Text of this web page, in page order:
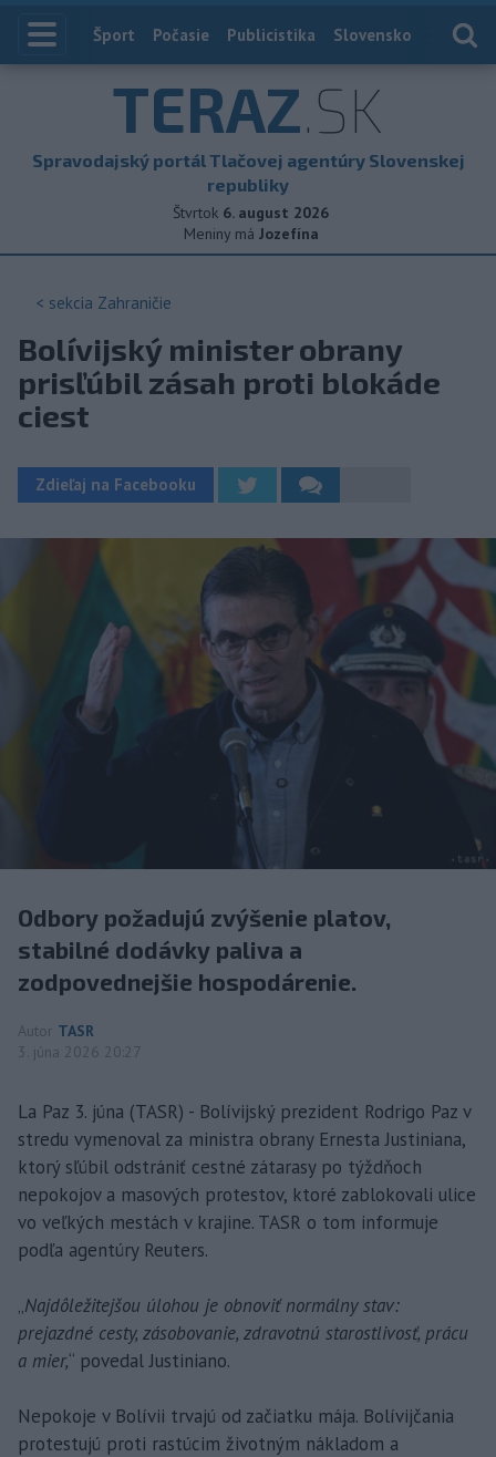
Index
Šport Počasie Publicistika Slovensko
TERAZ.SK
Spravodajský portál Tlačovej agentúry Slovenskej
republiky
Štvrtok 6. august 2026
Meniny má Jozefína
< sekcia Zahraničie
Bolívijský minister obrany
prisľúbil zásah proti blokáde
ciest
Zdieľaj na Facebooku
Odbory požadujú zvýšenie platov,
stabilné dodávky paliva a
zodpovednejšie hospodárenie.
Autor TASR
3. júna 2026 20:27
La Paz 3. júna (TASR) - Bolívijský prezident Rodrigo Paz v
stredu vymenoval za ministra obrany Ernesta Justiniana,
ktorý sľúbil odstrániť cestné zátarasy po týždňoch
nepokojov a masových protestov, ktoré zablokovali ulice
vo veľkých mestách v krajine. TASR o tom informuje
podľa agentúry Reuters.
„Najdôležitejšou úlohou je obnoviť normálny stav:
prejazdné cesty, zásobovanie, zdravotnú starostlivosť, prácu
a mier,“ povedal Justiniano.
Nepokoje v Bolívii trvajú od začiatku mája. Bolívijčania
protestujú proti rastúcim životným nákladom a